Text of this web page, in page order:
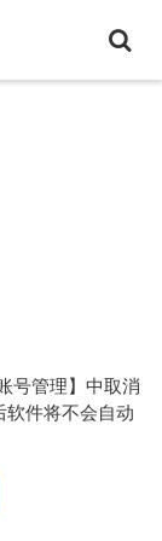
号管理】中取消
软件将不会自动